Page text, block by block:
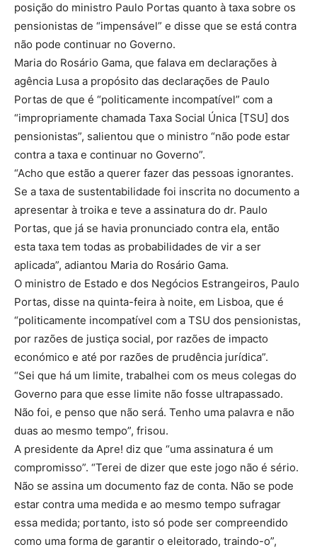
posição do ministro Paulo Portas quanto à taxa sobre os
pensionistas de “impensável” e disse que se está contra
não pode continuar no Governo.
Maria do Rosário Gama, que falava em declarações à
agência Lusa a propósito das declarações de Paulo
Portas de que é “politicamente incompatível” com a
“impropriamente chamada Taxa Social Única [TSU] dos
pensionistas”, salientou que o ministro “não pode estar
contra a taxa e continuar no Governo”.
“Acho que estão a querer fazer das pessoas ignorantes.
Se a taxa de sustentabilidade foi inscrita no documento a
apresentar à troika e teve a assinatura do dr. Paulo
Portas, que já se havia pronunciado contra ela, então
esta taxa tem todas as probabilidades de vir a ser
aplicada”, adiantou Maria do Rosário Gama.
O ministro de Estado e dos Negócios Estrangeiros, Paulo
Portas, disse na quinta-feira à noite, em Lisboa, que é
“politicamente incompatível com a TSU dos pensionistas,
por razões de justiça social, por razões de impacto
económico e até por razões de prudência jurídica”.
“Sei que há um limite, trabalhei com os meus colegas do
Governo para que esse limite não fosse ultrapassado.
Não foi, e penso que não será. Tenho uma palavra e não
duas ao mesmo tempo”, frisou.
A presidente da Apre! diz que “uma assinatura é um
compromisso”. “Terei de dizer que este jogo não é sério.
Não se assina um documento faz de conta. Não se pode
estar contra uma medida e ao mesmo tempo sufragar
essa medida; portanto, isto só pode ser compreendido
como uma forma de garantir o eleitorado, traindo-o”,